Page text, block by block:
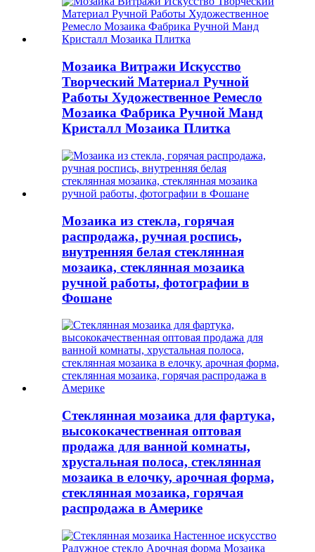
Мозаика Витражи Искусство
Творческий Материал Ручной
Работы Художественное Ремесло
Мозаика Фабрика Ручной Манд
Кристалл Мозаика Плитка
Мозаика из стекла, горячая
распродажа, ручная роспись,
внутренняя белая стеклянная
мозаика, стеклянная мозаика
ручной работы, фотографии в
Фошане
Стеклянная мозаика для фартука,
высококачественная оптовая
продажа для ванной комнаты,
хрустальная полоса, стеклянная
мозаика в елочку, арочная форма,
стеклянная мозаика, горячая
распродажа в Америке